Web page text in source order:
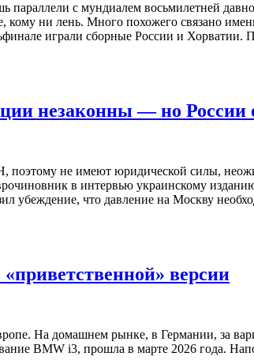
с мундиалем восьмилетней
кому ни лень. Много похожего связано
играли сборные России и
незаконны — но России
не имеют юридической силы,
в интервью украинскому
убеждение, что давление на Москву
версии
На домашнем рынке, в Германии, за
BMW i3, прошла в марте 2026 года.